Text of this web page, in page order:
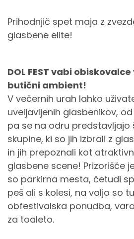
Prihodnjič spet maja z
glasbene elite!
DOL FEST vabi
butični ambient!
V večernih urah lahko
uveljavljenih glasbenikov,
pa se na odru predstavljajo
skupine, ki so jih izbrali z
in jih prepoznali kot
glasbene scene! Prizorišče
so parkirna mesta, četudi
peš ali s kolesi, na voljo so
obfestivalska ponudba,
za toaleto.